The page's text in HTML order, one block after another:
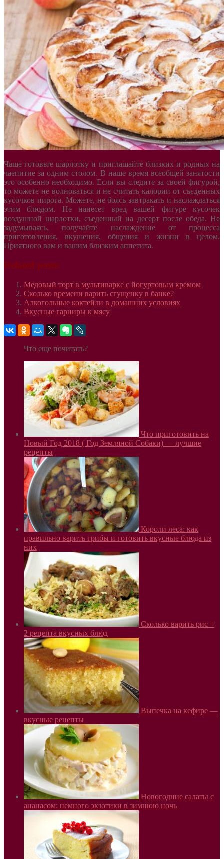
Чаще готовьте шарлотку и приглашайте близких и родных на
чаепитие за одним столом. В наше время всеобщей занятости
это особенно необходимо. Если вы следите за своей фигурой,
то можете не волноваться и не считать калории от съеденных
кусочков пирога. Можете, не боясь завтракать и наслаждаться
этим блюдом. Не нанесет вред вашей фигуре кусочек
воздушной шарлотки, съеденный на десерт после обеда. Не
задумываясь, получайте наслаждение от процесса
приготовления, вкушения, общения и жизни в целом.
Приятного вам и вашим близким аппетита.
Related posts:
Медовый торт в мультиварке с йогуртовым кремом
Сколько времени варить сгущенку в банке?
Алкогольные коктейли в домашних условиях
Вкусные гарниры к мясу
Что еще почитать?
Что приготовить на
Новый Год 2018 ( Год Земляной Собаки) — лучшие
рецепты
Короли леса: как
правильно варить грибы и готовить вкусные блюда из
них
Сколько варить рис +
2 рецепта вкусных блюд
Выпечка на кефире —
вкусные рецепты
Новогодние салаты с
ананасом: немного экзотики в зимнюю ночь